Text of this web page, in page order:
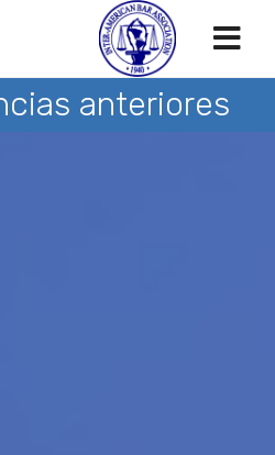
anteriores